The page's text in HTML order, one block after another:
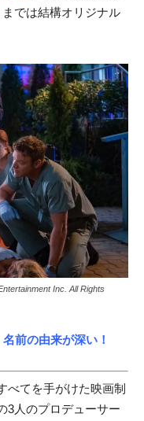
までは結構オリジナル
Inc. All Rights
前の由来が深い！
べてを手がけた映画制
3人のプロデューサー